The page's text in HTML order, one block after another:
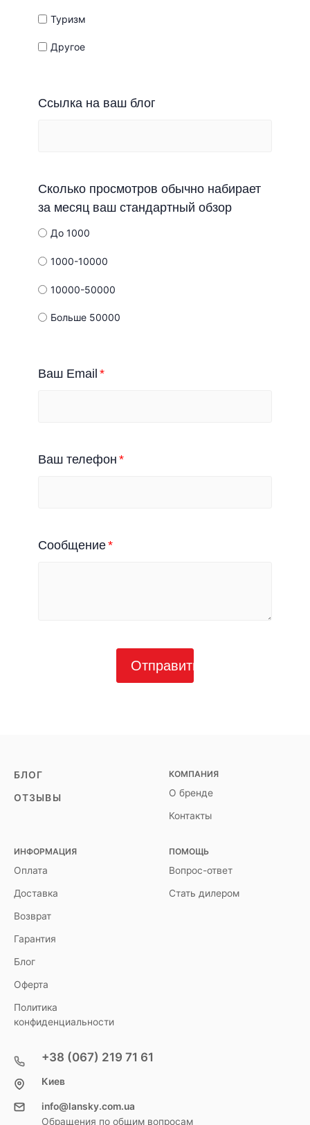
Туризм
Другое
Ссылка на ваш блог
Сколько просмотров обычно набирает
за месяц ваш стандартный обзор
До 1000
1000-10000
10000-50000
Больше 50000
Ваш Email
Ваш телефон
Сообщение
Отправить
БЛОГ
ОТЗЫВЫ
КОМПАНИЯ
О бренде
Контакты
ИНФОРМАЦИЯ
Оплата
Доставка
Возврат
Гарантия
Блог
Оферта
Политика
конфиденциальности
ПОМОЩЬ
Вопрос-ответ
Стать дилером
+38 (067) 219 71 61
Киев
info@lansky.com.ua
Обращения по общим вопросам